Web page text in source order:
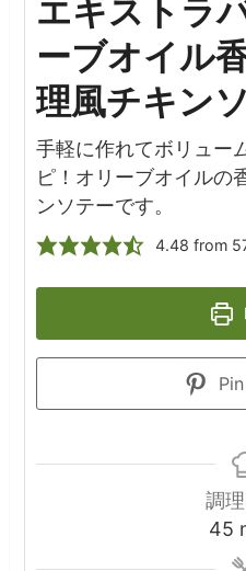
エキストラ
ーブオイル
理風チキン
手軽に作れてボリュー
ピ！オリーブオイルの
ンソテーです。
4.48 from
調
45